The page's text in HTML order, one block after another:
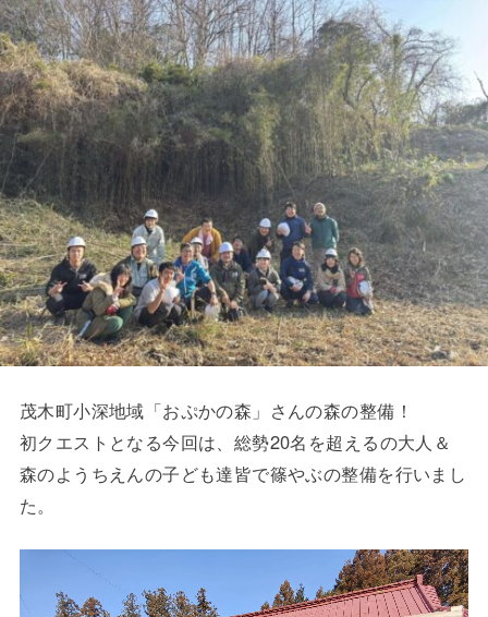
茂木町小深地域「おぷかの森」さんの森の整備！
初クエストとなる今回は、総勢20名を超えるの大人＆
森のようちえんの子ども達皆で篠やぶの整備を行いまし
た。